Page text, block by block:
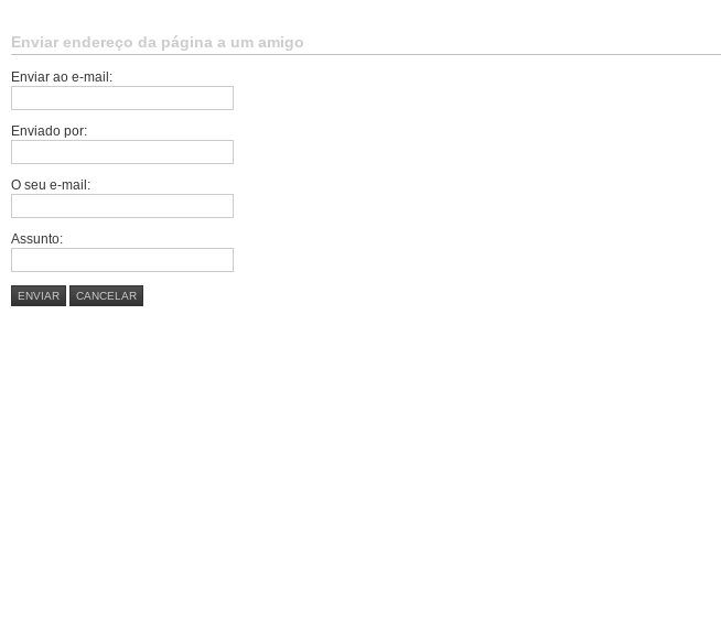
Enviar endereço da página a um amigo
Enviar ao e-mail:
Enviado por:
O seu e-mail:
Assunto:
ENVIAR CANCELAR